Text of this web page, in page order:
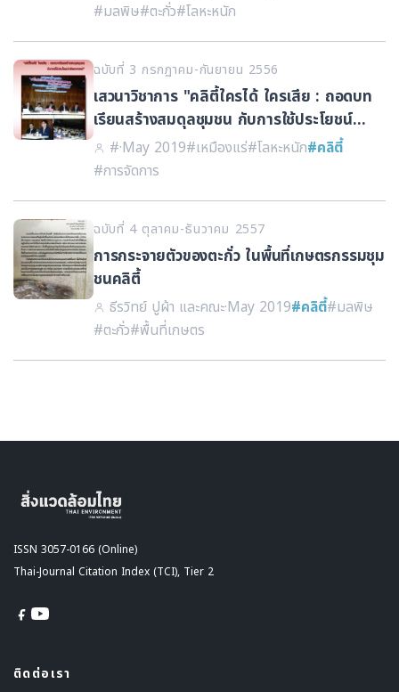
#มลพิษ#ตะกั่ว#โลหะหนัก
ฉบับที่ 3 กรกฏาคม-กันยายน 2556
เสวนาวิชาการ "คลิตี้ใครได้ ใครเสีย : ถอดบท
เรียนสร้างสมดุลชุมชน กับการใช้ประโยชน์
ทรัพยากรแร่"
#·May 2019#เหมืองแร่#โลหะหนัก#คลิตี้
#การจัดการ
ฉบับที่ 4 ตุลาคม-ธันวาคม 2557
การกระจายตัวของตะกั่ว ในพื้นที่เกษตรกรรมชุม
ชนคลิตี้
ธีรวิทย์ ปูผ้า และคณะ·May 2019#คลิตี้#มลพิษ
#ตะกั่ว#พื้นที่เกษตร
ISSN 3057-0166 (Online)
Thai-Journal Citation Index (TCI), Tier 2
ติดต่อเรา